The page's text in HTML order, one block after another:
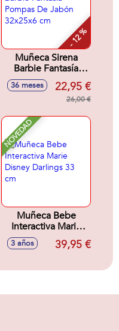
- 12 %
Muñeca Sirena
Barbie Fantasía
Pompas De Jabón
32x25x6 cm
36 meses 22,95 €
26,00 €
NOVEDAD
Muñeca Bebe
Interactiva Marie
Disney Darlings 33
3 años 39,95 €